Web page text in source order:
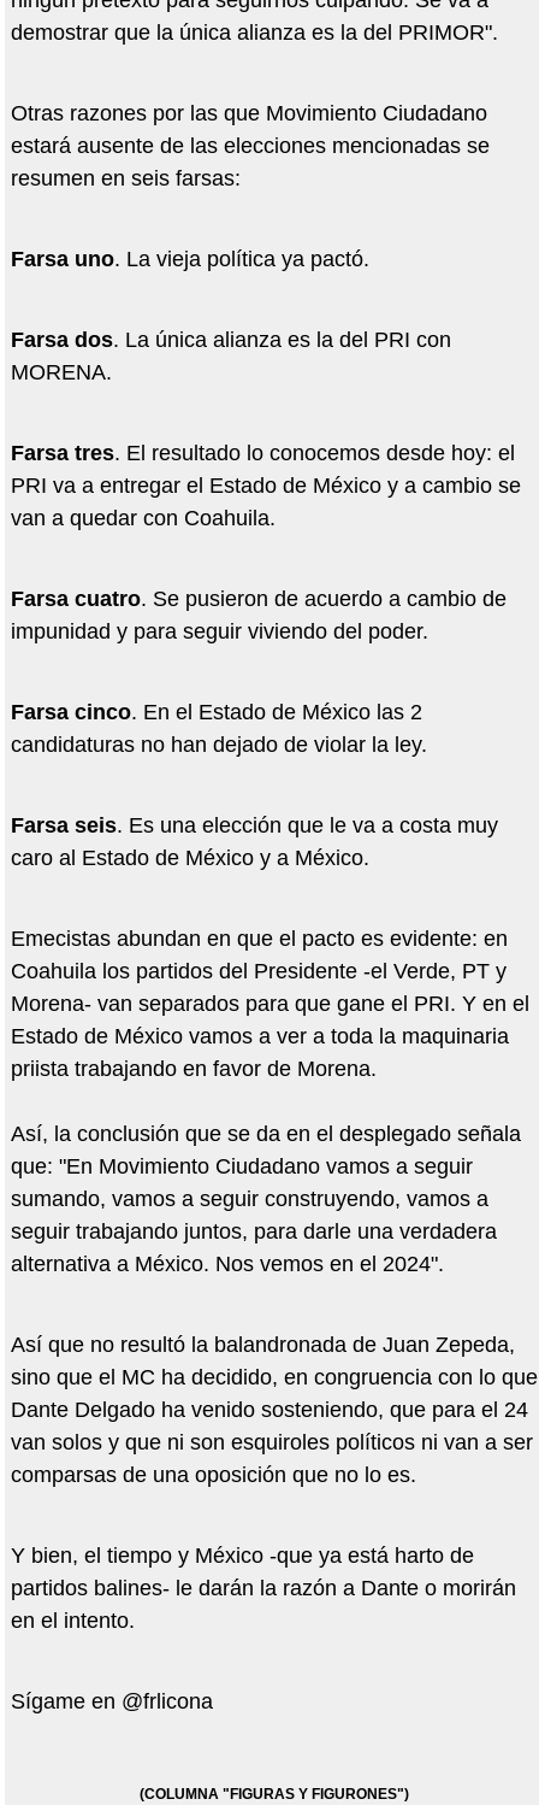
demostrar que la única alianza es la del PRIMOR".
Otras razones por las que Movimiento Ciudadano
estará ausente de las elecciones mencionadas se
resumen en seis farsas:
Farsa uno. La vieja política ya pactó.
Farsa dos. La única alianza es la del PRI con
MORENA.
Farsa tres. El resultado lo conocemos desde hoy: el
PRI va a entregar el Estado de México y a cambio se
van a quedar con Coahuila.
Farsa cuatro. Se pusieron de acuerdo a cambio de
impunidad y para seguir viviendo del poder.
Farsa cinco. En el Estado de México las 2
candidaturas no han dejado de violar la ley.
Farsa seis. Es una elección que le va a costa muy
caro al Estado de México y a México.
Emecistas abundan en que el pacto es evidente: en
Coahuila los partidos del Presidente -el Verde, PT y
Morena- van separados para que gane el PRI. Y en el
Estado de México vamos a ver a toda la maquinaria
priista trabajando en favor de Morena.
Así, la conclusión que se da en el desplegado señala
que: "En Movimiento Ciudadano vamos a seguir
sumando, vamos a seguir construyendo, vamos a
seguir trabajando juntos, para darle una verdadera
alternativa a México. Nos vemos en el 2024".
Así que no resultó la balandronada de Juan Zepeda,
sino que el MC ha decidido, en congruencia con lo que
Dante Delgado ha venido sosteniendo, que para el 24
van solos y que ni son esquiroles políticos ni van a ser
comparsas de una oposición que no lo es.
Y bien, el tiempo y México -que ya está harto de
partidos balines- le darán la razón a Dante o morirán
en el intento.
Sígame en @frlicona
(COLUMNA "FIGURAS Y FIGURONES")